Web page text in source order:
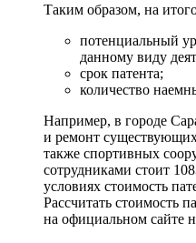
Таким образом, на
потенциальный
данному виду
срок патента;
количество
Например, в городе
и ремонт
также спортивных
сотрудниками стоит
условиях стоимость
Рассчитать стоимость
на официальном сайте